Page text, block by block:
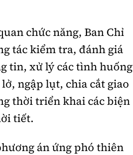
chức năng, Ban Chỉ
tác kiểm tra, đánh giá
tin, xử lý các tình huống
ngập lụt, chia cắt giao
thời triển khai các biện
tiết.
án ứng phó thiên